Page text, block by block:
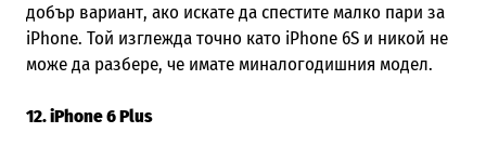
добър вариант, ако искате да спестите малко пари за
iPhone. Той изглежда точно като iPhone 6S и никой не
може да разбере, че имате миналогодишния модел.
12. iPhone 6 Plus